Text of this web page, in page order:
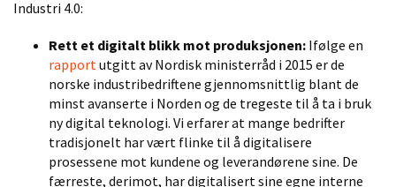
Industri 4.0:
Rett et digitalt blikk mot produksjonen: Ifølge en
rapport utgitt av Nordisk ministerråd i 2015 er de
norske industribedriftene gjennomsnittlig blant de
minst avanserte i Norden og de tregeste til å ta i bruk
ny digital teknologi. Vi erfarer at mange bedrifter
tradisjonelt har vært flinke til å digitalisere
prosessene mot kundene og leverandørene sine. De
færreste, derimot, har digitalisert sine egne interne